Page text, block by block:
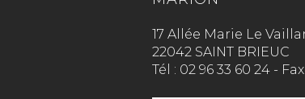
17 Allée Marie Le
22042 SAINT BRIEUC
Tél : 02 96 33 60 24 - Fax